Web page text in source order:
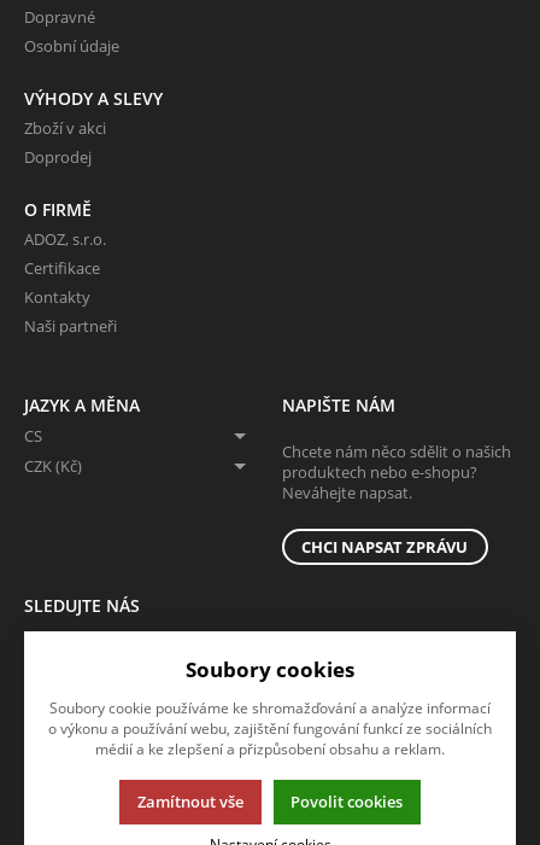
Dopravné
Osobní údaje
VÝHODY A SLEVY
Zboží v akci
Doprodej
O FIRMĚ
ADOZ, s.r.o.
Certifikace
Kontakty
Naši partneři
JAZYK A MĚNA
CS
CZK (Kč)
NAPIŠTE NÁM
Chcete nám něco sdělit o našich
produktech nebo e-shopu?
Neváhejte napsat.
CHCI NAPSAT ZPRÁVU
SLEDUJTE NÁS
Tato stránka používá soubory cookies. Klikněte pro více informací.
Soubory cookies
Soubory cookie používáme ke shromažďování a analýze informací
o výkonu a používání webu, zajištění fungování funkcí ze sociálních
médií a ke zlepšení a přizpůsobení obsahu a reklam.
Zamítnout vše Povolit cookies